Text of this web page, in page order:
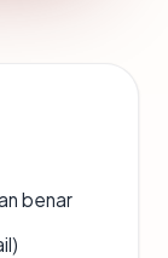
benar